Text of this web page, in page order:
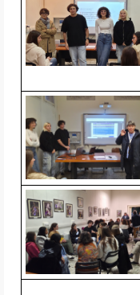
Eventi del CdS
Iniziative esterne
Progetti